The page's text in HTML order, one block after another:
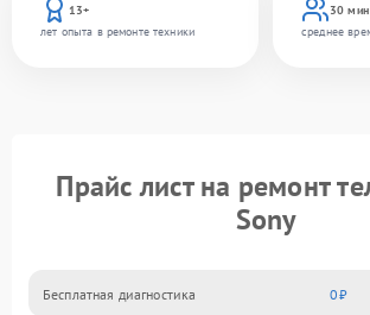
13+
лет опыта в ремонте техники
30 мин
среднее
Прайс лист на ремонт
Sony
Бесплатная диагностика 0